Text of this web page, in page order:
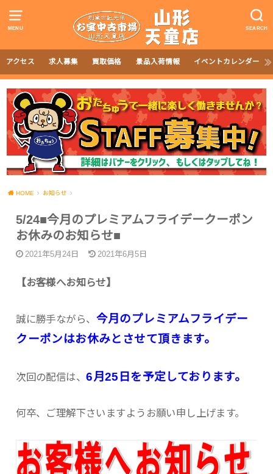
MENU SEARCH
アクセス 求人募集 買取価格 景品入荷情報 イベントカレンダー
HOME お知らせ
5/24■今月のプレミアムフライデークーポン
お休みのお知らせ■
2021年5月24日 2021年6月5日
【お客様へお知らせ】
誠に勝手ながら、 今月のプレミアムフライデー
クーポンはお休みとさせて頂きます。
次回の配信は、6月25日を予定しております。
何卒、ご理解下さいますようお願い申し上げます。